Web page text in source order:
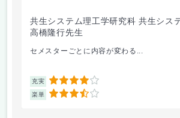
共生システム理工学研究科 共生シス
高橋隆行先生
セメスターごとに内容が変わる...
充実 4
楽単 3.5